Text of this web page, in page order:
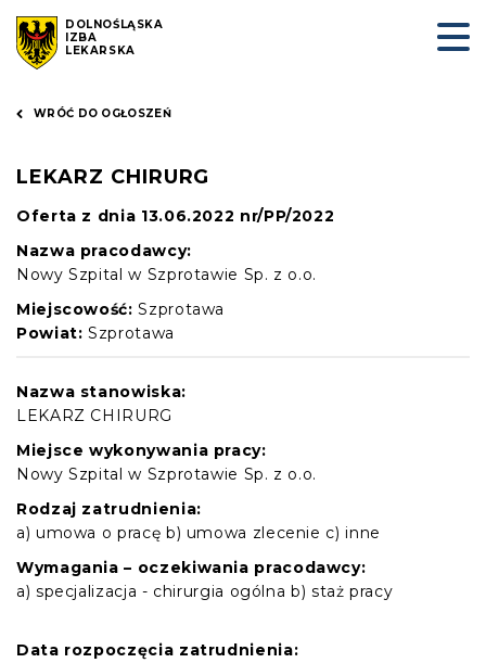
DOLNOŚLĄSKA
IZBA
LEKARSKA
WRÓĆ DO OGŁOSZEŃ
LEKARZ CHIRURG
Oferta z dnia 13.06.2022 nr/PP/2022
Nazwa pracodawcy:
Nowy Szpital w Szprotawie Sp. z o.o.
Miejscowość: Szprotawa
Powiat: Szprotawa
Nazwa stanowiska:
LEKARZ CHIRURG
Miejsce wykonywania pracy:
Nowy Szpital w Szprotawie Sp. z o.o.
Rodzaj zatrudnienia:
a) umowa o pracę b) umowa zlecenie c) inne
Wymagania – oczekiwania pracodawcy:
a) specjalizacja - chirurgia ogólna b) staż pracy
Data rozpoczęcia zatrudnienia: